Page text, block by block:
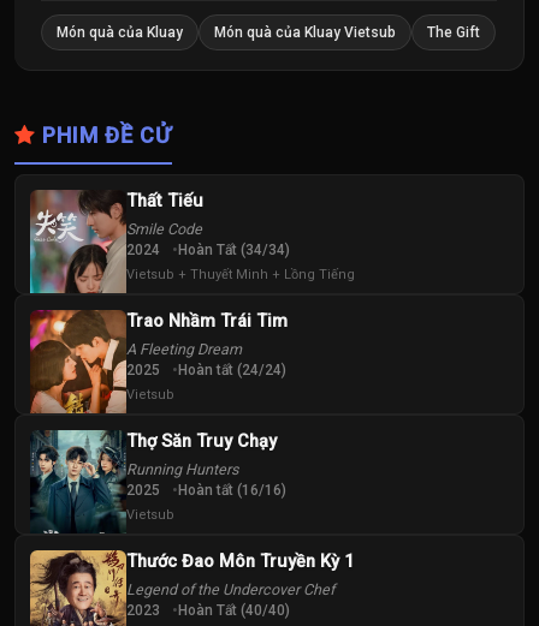
28
Tập
29
Tập
30
Tập
Tập
34
Tập
Món quà của Kluay Món quà của Kluay Vietsub The Gift
PHIM ĐỀ CỬ
Thất Tiếu
Smile Code
2024 Hoàn Tất (34/34)
Vietsub + Thuyết Minh + Lồng Tiếng
Trao Nhầm Trái Tim
A Fleeting Dream
2025 Hoàn tất (24/24)
Vietsub
Thợ Săn Truy Chạy
Running Hunters
2025 Hoàn tất (16/16)
Vietsub
Thước Đao Môn Truyền Kỳ 1
Legend of the Undercover Chef
2023 Hoàn Tất (40/40)